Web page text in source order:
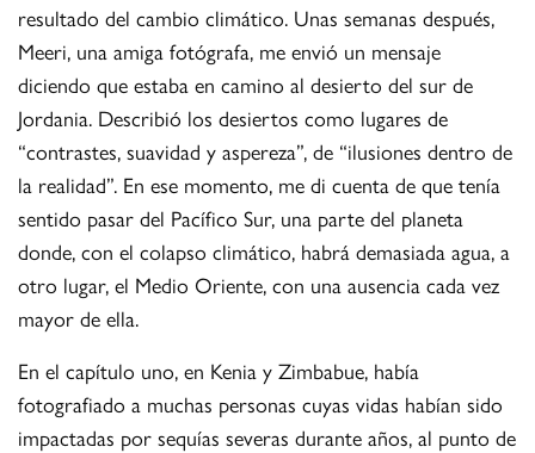
resultado del cambio climático. Unas semanas después,
Meeri, una amiga fotógrafa, me envió un mensaje
diciendo que estaba en camino al desierto del sur de
Jordania. Describió los desiertos como lugares de
“contrastes, suavidad y aspereza”, de “ilusiones dentro de
la realidad”. En ese momento, me di cuenta de que tenía
sentido pasar del Pacífico Sur, una parte del planeta
donde, con el colapso climático, habrá demasiada agua, a
otro lugar, el Medio Oriente, con una ausencia cada vez
mayor de ella.
En el capítulo uno, en Kenia y Zimbabue, había
fotografiado a muchas personas cuyas vidas habían sido
impactadas por sequías severas durante años, al punto de